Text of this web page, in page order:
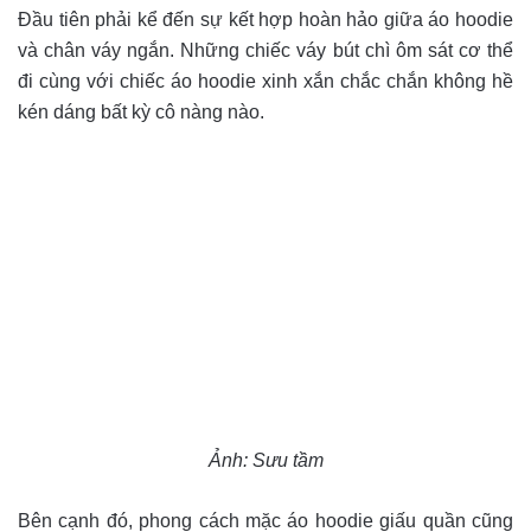
Đầu tiên phải kể đến sự kết hợp hoàn hảo giữa áo hoodie
và chân váy ngắn. Những chiếc váy bút chì ôm sát cơ thể
đi cùng với chiếc áo hoodie xinh xắn chắc chắn không hề
kén dáng bất kỳ cô nàng nào.
Ảnh: Sưu tầm
Bên cạnh đó, phong cách mặc áo hoodie giấu quần cũng